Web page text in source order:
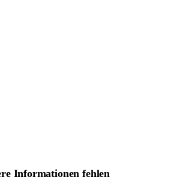
Informationen fehlen